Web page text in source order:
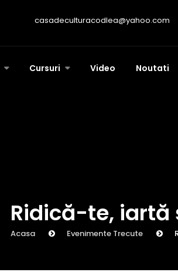
casadeculturacodlea@yahoo.com
Cursuri Video Noutati
Ridică-te, iartă
Acasa Evenimente Trecute